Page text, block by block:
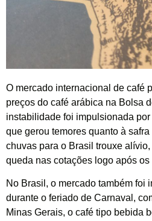
O mercado internacional de café
preços do café arábica na Bolsa
instabilidade foi impulsionada
que gerou temores quanto à
chuvas para o Brasil trouxe
queda nas cotações logo após
No Brasil, o mercado também
durante o feriado de Carnaval,
Minas Gerais, o café tipo bebida